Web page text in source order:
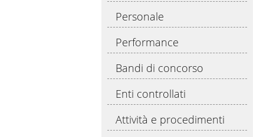
Personale
Performance
Bandi di concorso
Enti controllati
Attività e procedimenti